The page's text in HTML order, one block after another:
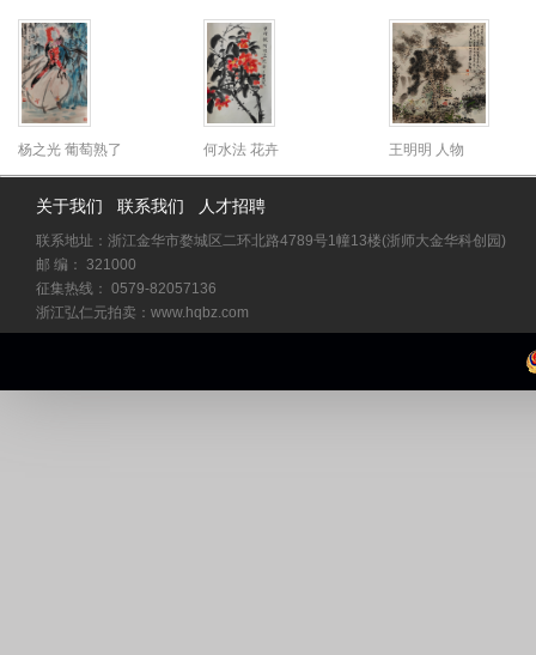
杨之光 葡萄熟了 何水法 花卉 王明明 人物
关于我们 联系我们 人才招聘
联系地址：浙江金华市婺城区二环北路4789号1幢13楼(浙师大金华科创园)
邮 编： 321000
征集热线： 0579-82057136
浙江弘仁元拍卖：www.hqbz.com